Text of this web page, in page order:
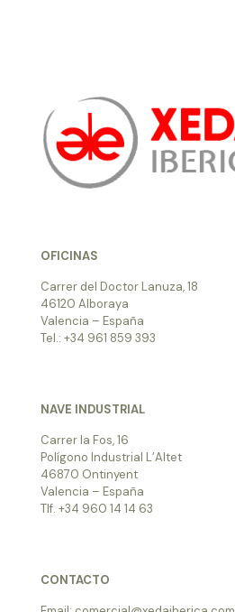
OFICINAS
Carrer del Doctor Lanuza, 18
46120 Alboraya
Valencia – España
Tel.: +34 961 859 393
NAVE INDUSTRIAL
Carrer la Fos, 16
Polígono Industrial L’Altet
46870 Ontinyent
Valencia – España
Tlf. +34 960 14 14 63
CONTACTO